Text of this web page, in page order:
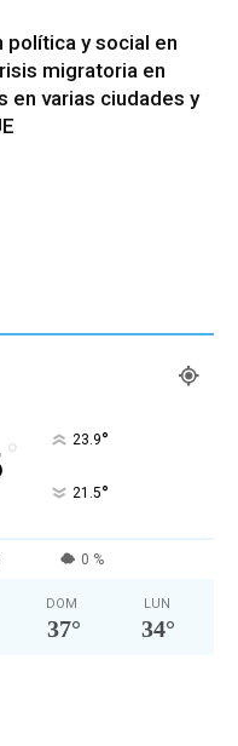
política y social en
migratoria en
en varias ciudades y
° 23.9°
21.5°
0 %
DOM
37°
LUN
34°